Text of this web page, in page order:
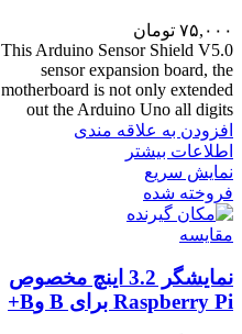
۷۵,۰۰۰ تومان
This Arduino Sensor Shield V5.0
sensor expansion board, the
motherboard is not only extended
out the Arduino Uno all digits
افزودن به علاقه مندی
اطلاعات بیشتر
نمایش سریع
فروخته شده
مقايسه
نمایشگر 3.2 اینچ مخصوص
Raspberry Pi برای B وB+